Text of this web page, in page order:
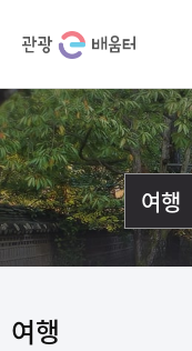
여행